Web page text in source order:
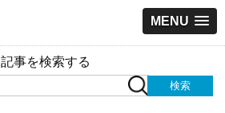
MENU
記事を検索する